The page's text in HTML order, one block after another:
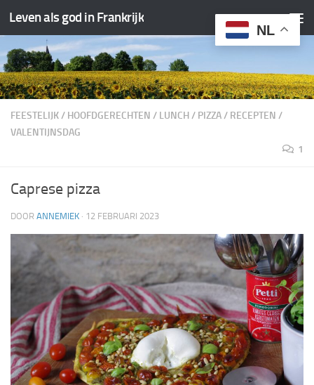
Doorgaan naar inhoud
Leven als god in Frankrijk
FEESTELIJK/ HOOFDGERECHTEN / LUNCH/ PIZZA/ RECEPTEN /
VALENTIJNSDAG
1
Caprese pizza
DOOR ANNEMIEK · 12 FEBRUARI 2023
NL